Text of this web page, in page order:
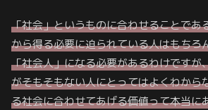
「社会」というものに合わせることであ
から得る必要に迫られている人はもちろ
「社会人」になる必要があるわけですが
がそもそもない人にとってはよくわから
る社会に合わせてあげる価値って本当に